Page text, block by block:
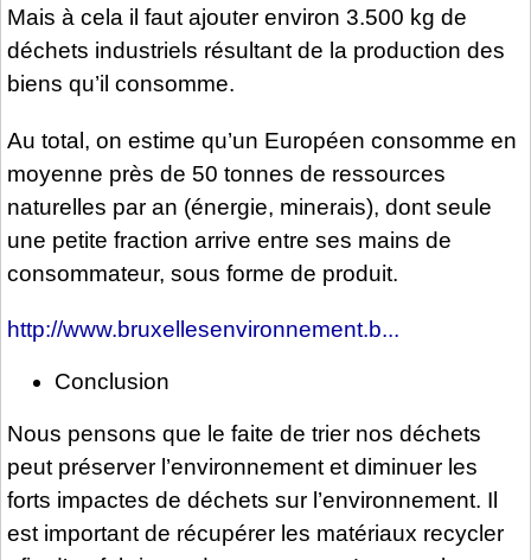
Mais à cela il faut ajouter environ 3.500 kg de
déchets industriels résultant de la production des
biens qu’il consomme.
Au total, on estime qu’un Européen consomme en
moyenne près de 50 tonnes de ressources
naturelles par an (énergie, minerais), dont seule
une petite fraction arrive entre ses mains de
consommateur, sous forme de produit.
http://www.bruxellesenvironnement.b...
Conclusion
Nous pensons que le faite de trier nos déchets
peut préserver l’environnement et diminuer les
forts impactes de déchets sur l’environnement. Il
est important de récupérer les matériaux recycler